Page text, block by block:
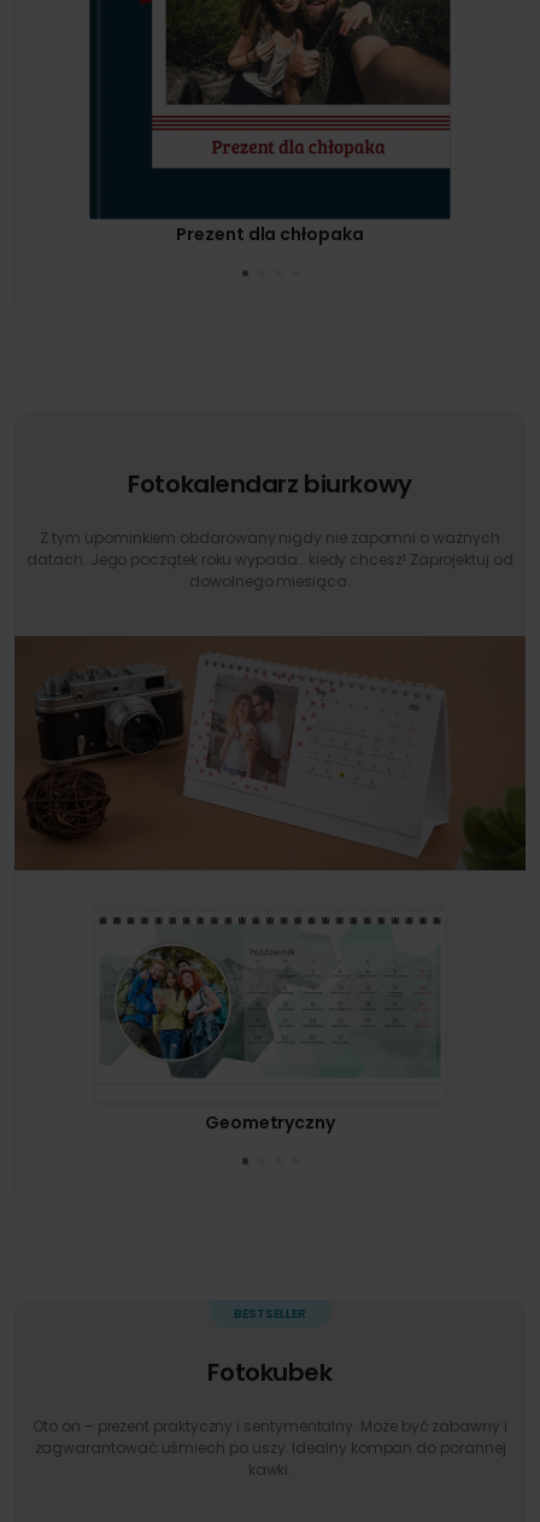
Prezent dla chłopaka
Fotokalendarz biurkowy
Z tym upominkiem obdarowany nigdy nie zapomni o ważnych
datach. Jego początek roku wypada… kiedy chcesz! Zaprojektuj od
dowolnego miesiąca.
Geometryczny
Fotokubek
Oto on – prezent praktyczny i sentymentalny. Może być zabawny i
zagwarantować uśmiech po uszy. Idealny kompan do porannej
kawki.